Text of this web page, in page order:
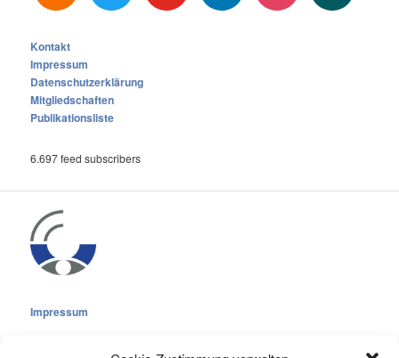
Kontakt
Impressum
Datenschutzerklärung
Mitgliedschaften
Publikationsliste
6.697 feed subscribers
Impressum